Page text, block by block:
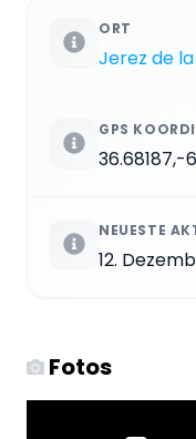
ORT
Jerez de
GPS
36.68187,-
NEUESTE
12.
Fotos